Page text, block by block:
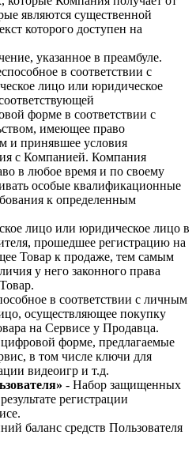
являются существенной
которого доступен на
указанное в преамбуле.
в соответствии с
лицо или юридическое
форме в соответствии с
имеющее право
и принявшее условия
с Компанией. Компания
в любое время и по своему
особые квалификационные
к определенным
лицо или юридическое лицо в
прошедшее регистрацию на
Товар к продаже, тем самым
у него законного права
в соответствии с личным
осуществляющее покупку
на Сервисе у Продавца.
форме, предлагаемые
в том числе ключи для
видеоигр и т.д.
- Набор защищенных
регистрации
баланс средств Пользователя